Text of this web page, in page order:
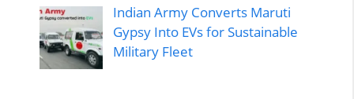
Indian Army Converts Maruti
Gypsy Into EVs for Sustainable
Military Fleet